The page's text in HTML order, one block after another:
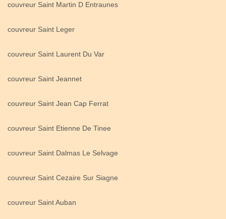
couvreur Saint Martin D Entraunes
couvreur Saint Leger
couvreur Saint Laurent Du Var
couvreur Saint Jeannet
couvreur Saint Jean Cap Ferrat
couvreur Saint Etienne De Tinee
couvreur Saint Dalmas Le Selvage
couvreur Saint Cezaire Sur Siagne
couvreur Saint Auban